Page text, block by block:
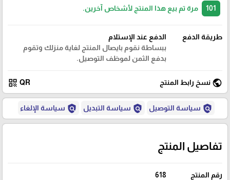
مرة تم بيع هذا المنتج لأشخاص آخرين.
طريقة الدفع
الدفع عند الإستلام
ببساطة نقوم بايصال المنتج لغاية منزلك وتقوم
بدفع الثمن لموظف التوصيل.
public نسخ رابط المنتج QR
qr_code
policy سياسة التوصيل policy سياسة التبديل policy سياسة الإلغاء
تفاصيل المنتج
رقم المنتج 618